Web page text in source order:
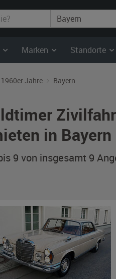
Marken Standorte
1960er Jahre Bayern
in Bayern
9 von insgesamt 9